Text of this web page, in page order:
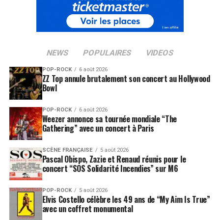
NEWS POPULAIRES VIDEOS
POP-ROCK 6 août 2026
ZZ Top annule brutalement son concert au Hollywood
Bowl
POP-ROCK 6 août 2026
Weezer annonce sa tournée mondiale “The
Gathering” avec un concert à Paris
SCÈNE FRANÇAISE 5 août 2026
Pascal Obispo, Zazie et Renaud réunis pour le
concert “SOS Solidarité Incendies” sur M6
POP-ROCK 5 août 2026
Elvis Costello célèbre les 49 ans de “My Aim Is True”
avec un coffret monumental